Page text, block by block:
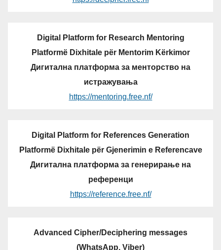
Digital Platform for Research Mentoring
Platformë Dixhitale për Mentorim Kërkimor
Дигитална платформа за менторство на
истражувања
https://mentoring.free.nf/
Digital Platform for References Generation
Platformë Dixhitale për Gjenerimin e Referencave
Дигитална платформа за генерирање на
референци
https://reference.free.nf/
Advanced Cipher/Deciphering messages
(WhatsApp, Viber)